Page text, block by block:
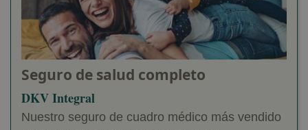
Seguro de salud completo
DKV Integral
Nuestro seguro de cuadro médico más vendido